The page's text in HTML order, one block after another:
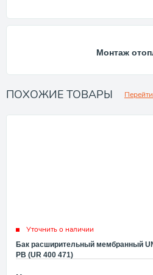
Монтаж
ПОХОЖИЕ ТОВАРЫ
Уточнить о наличии
Бак расширительный мембранный
PB (UR 400 471)